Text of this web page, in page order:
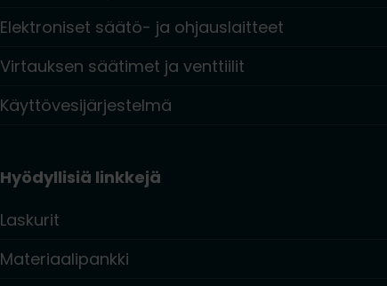
Elektroniset säätö- ja ohjauslaitteet
Virtauksen säätimet ja venttiilit
Käyttövesijärjestelmä
Hyödyllisiä linkkejä
Laskurit
Materiaalipankki